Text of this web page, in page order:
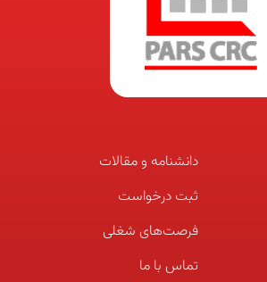
دانشنامه و مقالات
ثبت درخواست
فرصت‌های شغلی
تماس با ما